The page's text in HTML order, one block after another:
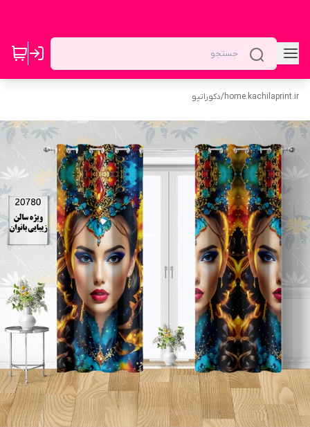
home.kachilaprint.ir
/دکوراتیو